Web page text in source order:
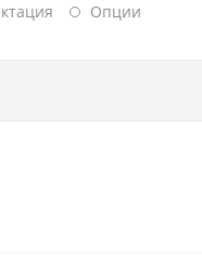
Опции
Опции